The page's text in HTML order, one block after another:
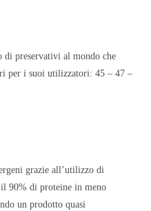
di preservativi al mondo che
per i suoi utilizzatori: 45 – 47 –
grazie all’utilizzo di
90% di proteine in meno
un prodotto quasi